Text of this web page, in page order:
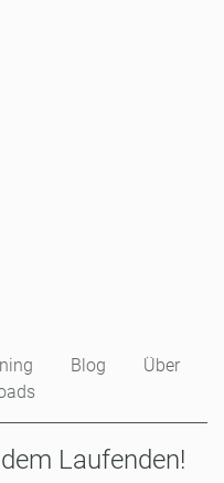
Blog
Über
Laufenden!